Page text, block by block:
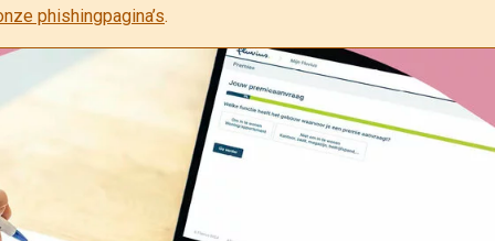
phishingpagina’s.